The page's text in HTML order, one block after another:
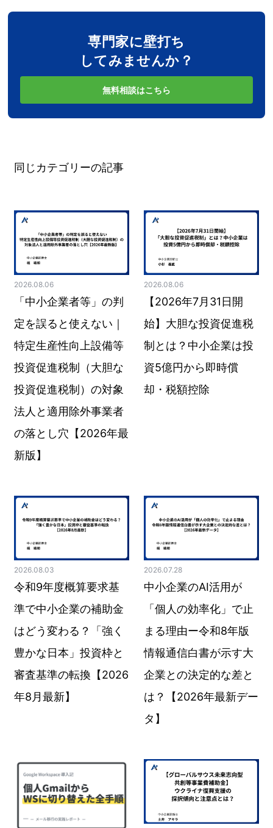
専門家に壁打ち
してみませんか？
無料相談はこちら
同じカテゴリーの記事
2026.08.06
「中小企業者等」の判
定を誤ると使えない｜
特定生産性向上設備等
投資促進税制（大胆な
投資促進税制）の対象
法人と適用除外事業者
の落とし穴【2026年最
新版】
2026.08.06
【2026年7月31日開
始】大胆な投資促進税
制とは？中小企業は投
資5億円から即時償
却・税額控除
2026.08.03
令和9年度概算要求基
準で中小企業の補助金
はどう変わる？「強く
豊かな日本」投資枠と
審査基準の転換【2026
年8月最新】
2026.07.28
中小企業のAI活用が
「個人の効率化」で止
まる理由ー令和8年版
情報通信白書が示す大
企業との決定的な差と
は？【2026年最新デー
タ】